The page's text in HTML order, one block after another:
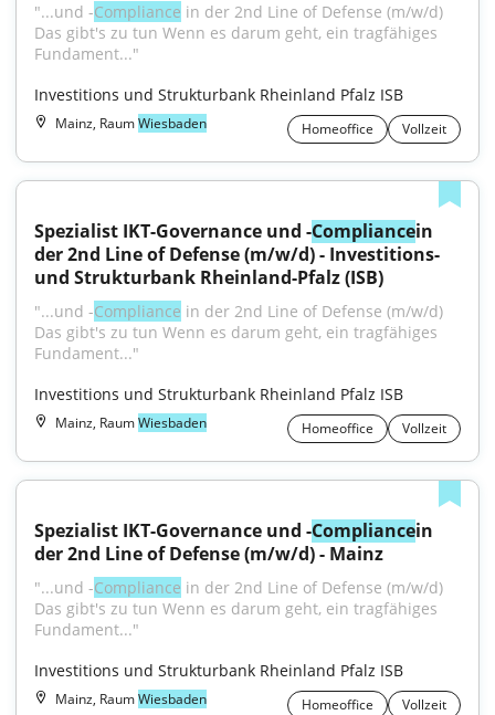
"...und -Compliance in der 2nd Line of Defense (m/w/d)
Das gibt's zu tun Wenn es darum geht, ein tragfähiges
Fundament..."
Investitions und Strukturbank Rheinland Pfalz ISB
Mainz, RaumWiesbaden Homeoffice Vollzeit
Spezialist IKT-Governance und -Compliancein
der 2nd Line of Defense (m/w/d) - Investitions-
und Strukturbank Rheinland-Pfalz (ISB)
"...und -Compliance in der 2nd Line of Defense (m/w/d)
Das gibt's zu tun Wenn es darum geht, ein tragfähiges
Fundament..."
Investitions und Strukturbank Rheinland Pfalz ISB
Mainz, RaumWiesbaden Homeoffice Vollzeit
Spezialist IKT-Governance und -Compliancein
der 2nd Line of Defense (m/w/d) - Mainz
"...und -Compliance in der 2nd Line of Defense (m/w/d)
Das gibt's zu tun Wenn es darum geht, ein tragfähiges
Fundament..."
Investitions und Strukturbank Rheinland Pfalz ISB
Mainz, RaumWiesbaden Homeoffice Vollzeit